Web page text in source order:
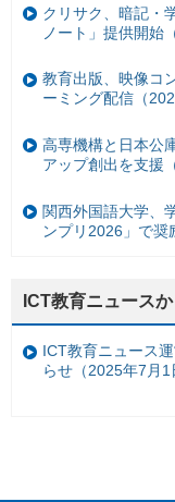
クリサク、暗記・
ノート」提供開始
教育出版、映像コ
ーミング配信（
高専機構と日本公
アップ創出を支援
関西外国語大学、
ンプリ2026」で奨
ICT教育ニュース
ICT教育ニュース
らせ（2025年7月1